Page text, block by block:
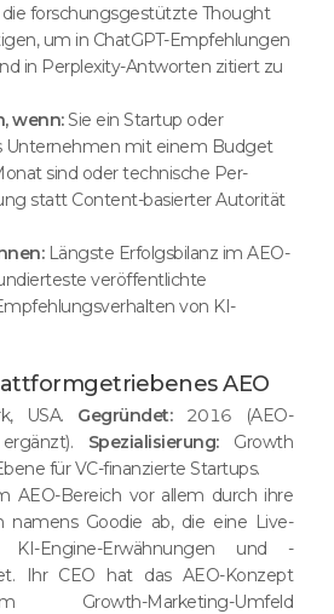
forschungsgestützte Thought
um in ChatGPT-Empfehlungen
in Perplexity-Antworten zitiert zu
wenn:Sie ein Startup oder
Unternehmen mit einem Budget
sind oder technische Per-
statt Content-basierter Autorität
Längste Erfolgsbilanz im AEO-
veröffentlichte
von KI-
AEO
USA. Gegründet:2016 (AEO-
Spezialisierung:Growth
für VC-finanzierte Startups.
AEO-Bereich vor allem durch ihre
namens Goodie ab, die eine Live-
KI-Engine-Erwähnungen und -
Ihr CEO hat das AEO-Konzept
Marketing-Umfeld